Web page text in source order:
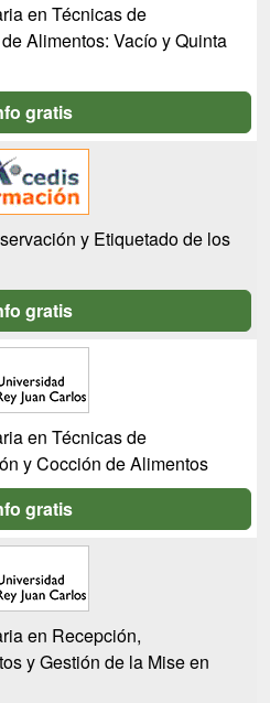
en Técnicas de
Alimentos: Vacío y Quinta
gratis
y Etiquetado de los
gratis
en Técnicas de
y Cocción de Alimentos
gratis
en Recepción,
y Gestión de la Mise en